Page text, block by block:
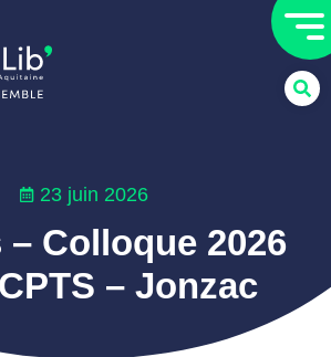
23 juin 2026
Colloque 2026
– Jonzac